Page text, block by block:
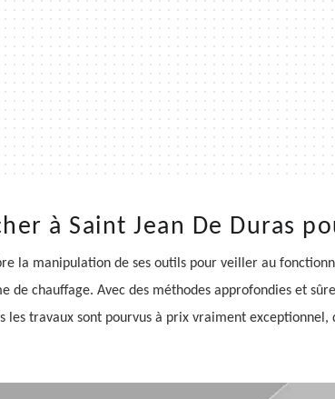
à Saint Jean De Duras
la manipulation de ses outils pour veiller au
chauffage. Avec des méthodes approfondies et
travaux sont pourvus à prix vraiment exceptionnel,